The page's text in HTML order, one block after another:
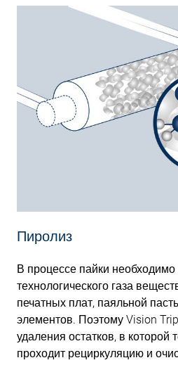
Пиролиз
В процессе пайки
технологического газа
печатных плат, паяльной
элементов. Поэтому Vision
удаления остатков, в которой
проходит рециркуляцию и